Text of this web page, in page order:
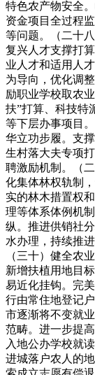
特色农产物安全
资金项目全过程
等问题。（二十
复兴人才支撑打
业人才和适用人
为导向，优化调
励职业学校取农
扶”打算、科技特
等下层办事项目
华立功步履。支
生村落大夫专项
聘激励机制。（
化集体林权轨制
实的林木措置权
理等体系体例机
纵。推进供销社
水办理，持续推
（三十）健全农
新增扶植用地目
易近化挂钩。完
行由常住地登记
市逐渐将不变就
范畴。进一步提
入地公办学校就
进城落户农人的